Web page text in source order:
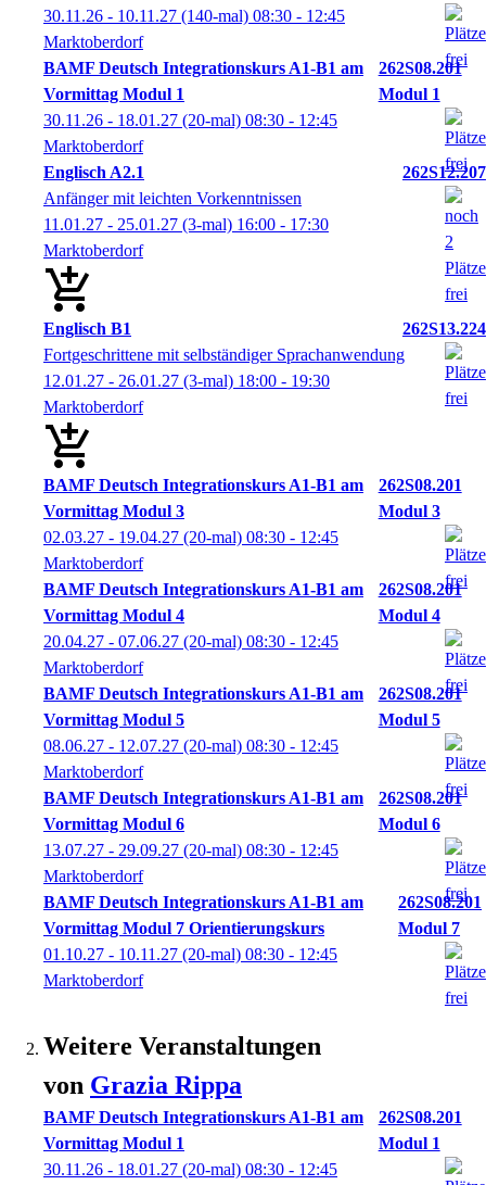
30.11.26 - 10.11.27 (140-mal) 08:30 - 12:45
Marktoberdorf
BAMF Deutsch Integrationskurs A1-B1 am
Vormittag Modul 1
262S08.201
Modul 1
30.11.26 - 18.01.27 (20-mal) 08:30 - 12:45
Marktoberdorf
Englisch A2.1
262S12.207
Anfänger mit leichten Vorkenntnissen
11.01.27 - 25.01.27 (3-mal) 16:00 - 17:30
Marktoberdorf
Englisch B1
262S13.224
Fortgeschrittene mit selbständiger Sprachanwendung
12.01.27 - 26.01.27 (3-mal) 18:00 - 19:30
Marktoberdorf
BAMF Deutsch Integrationskurs A1-B1 am
Vormittag Modul 3
262S08.201
Modul 3
02.03.27 - 19.04.27 (20-mal) 08:30 - 12:45
Marktoberdorf
BAMF Deutsch Integrationskurs A1-B1 am
Vormittag Modul 4
262S08.201
Modul 4
20.04.27 - 07.06.27 (20-mal) 08:30 - 12:45
Marktoberdorf
BAMF Deutsch Integrationskurs A1-B1 am
Vormittag Modul 5
262S08.201
Modul 5
08.06.27 - 12.07.27 (20-mal) 08:30 - 12:45
Marktoberdorf
BAMF Deutsch Integrationskurs A1-B1 am
Vormittag Modul 6
262S08.201
Modul 6
13.07.27 - 29.09.27 (20-mal) 08:30 - 12:45
Marktoberdorf
BAMF Deutsch Integrationskurs A1-B1 am
Vormittag Modul 7 Orientierungskurs
262S08.201
Modul 7
01.10.27 - 10.11.27 (20-mal) 08:30 - 12:45
Marktoberdorf
Weitere Veranstaltungen
von Grazia Rippa
BAMF Deutsch Integrationskurs A1-B1 am
Vormittag Modul 1
262S08.201
Modul 1
30.11.26 - 18.01.27 (20-mal) 08:30 - 12:45